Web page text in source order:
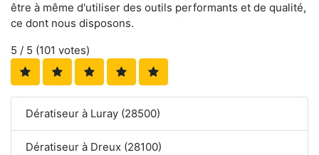
être à même d'utiliser des outils performants et de qualité,
ce dont nous disposons.
5 / 5 (101 votes)
Dératiseur à Luray (28500)
Dératiseur à Dreux (28100)